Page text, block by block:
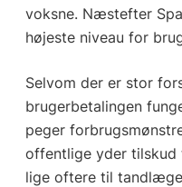
voksne. Næstefter
højeste niveau for
Selvom der er stor
brugerbetalingen
peger
offentlige yder tilskud
lige oftere til